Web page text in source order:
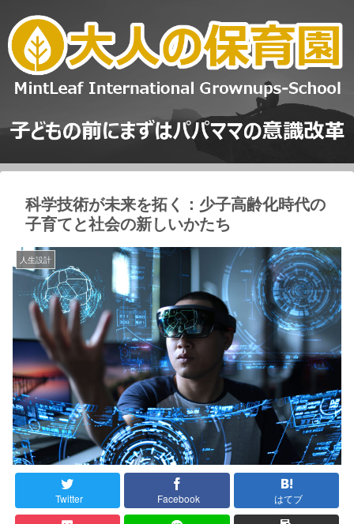
科学技術が未来を拓く：少子高齢化時代の
子育てと社会の新しいかたち
人生設計
Twitter Facebook はてブ